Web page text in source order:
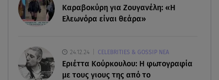
09.08.26 , 11:55
Διακοπές στην Κρήτη κάνει ο πρωθυπουργός
09.08.26 , 11:48
Αλεξάνδρα Νίκα: Είναι περήφανη για την αδερφή
της Νταίζη - Η ανάρτηση
Καραβοκύρη για Ζουγανέλη: «Η
Ελεωνόρα είναι θεάρα»
24.12.24 CELEBRITIES & GOSSIP ΝΕΑ
Εριέττα Κούρκουλου: Η φωτογραφία
με τους γιους της από το